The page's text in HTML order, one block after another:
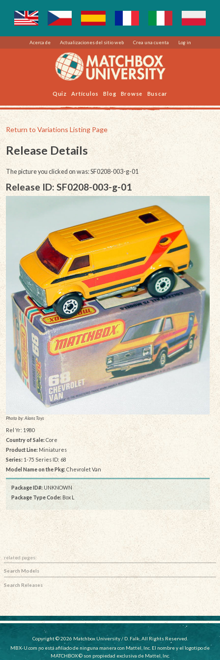
Acerca de Actualizaciones del sitio web Crea una cuenta Log in
Quiz Artículos Blog Browse Buscar
Return to Variations Listing Page
Release Details
The picture you clicked on was: SF0208-003-g-01
Release ID: SF0208-003-g-01
Photo by: Alans Toys
Rel Yr: 1980
Country of Sale: Core
Product Line:Miniatures
Series:1-75 Series ID: 68
Model Name on the Pkg: Chevrolet Van
Package ID#: UNKNOWN
Package Type Code: Box L
related pages:
Search Models
Search Releases
Copyright © 2026 Matchbox University / D. Falk, All Rights Reserved.
MBX-U.com no está afiliado de ninguna manera con Mattel, Inc. El nombre y el logotipo de
MATCHBOX © son propiedad exclusiva de Mattel, Inc.